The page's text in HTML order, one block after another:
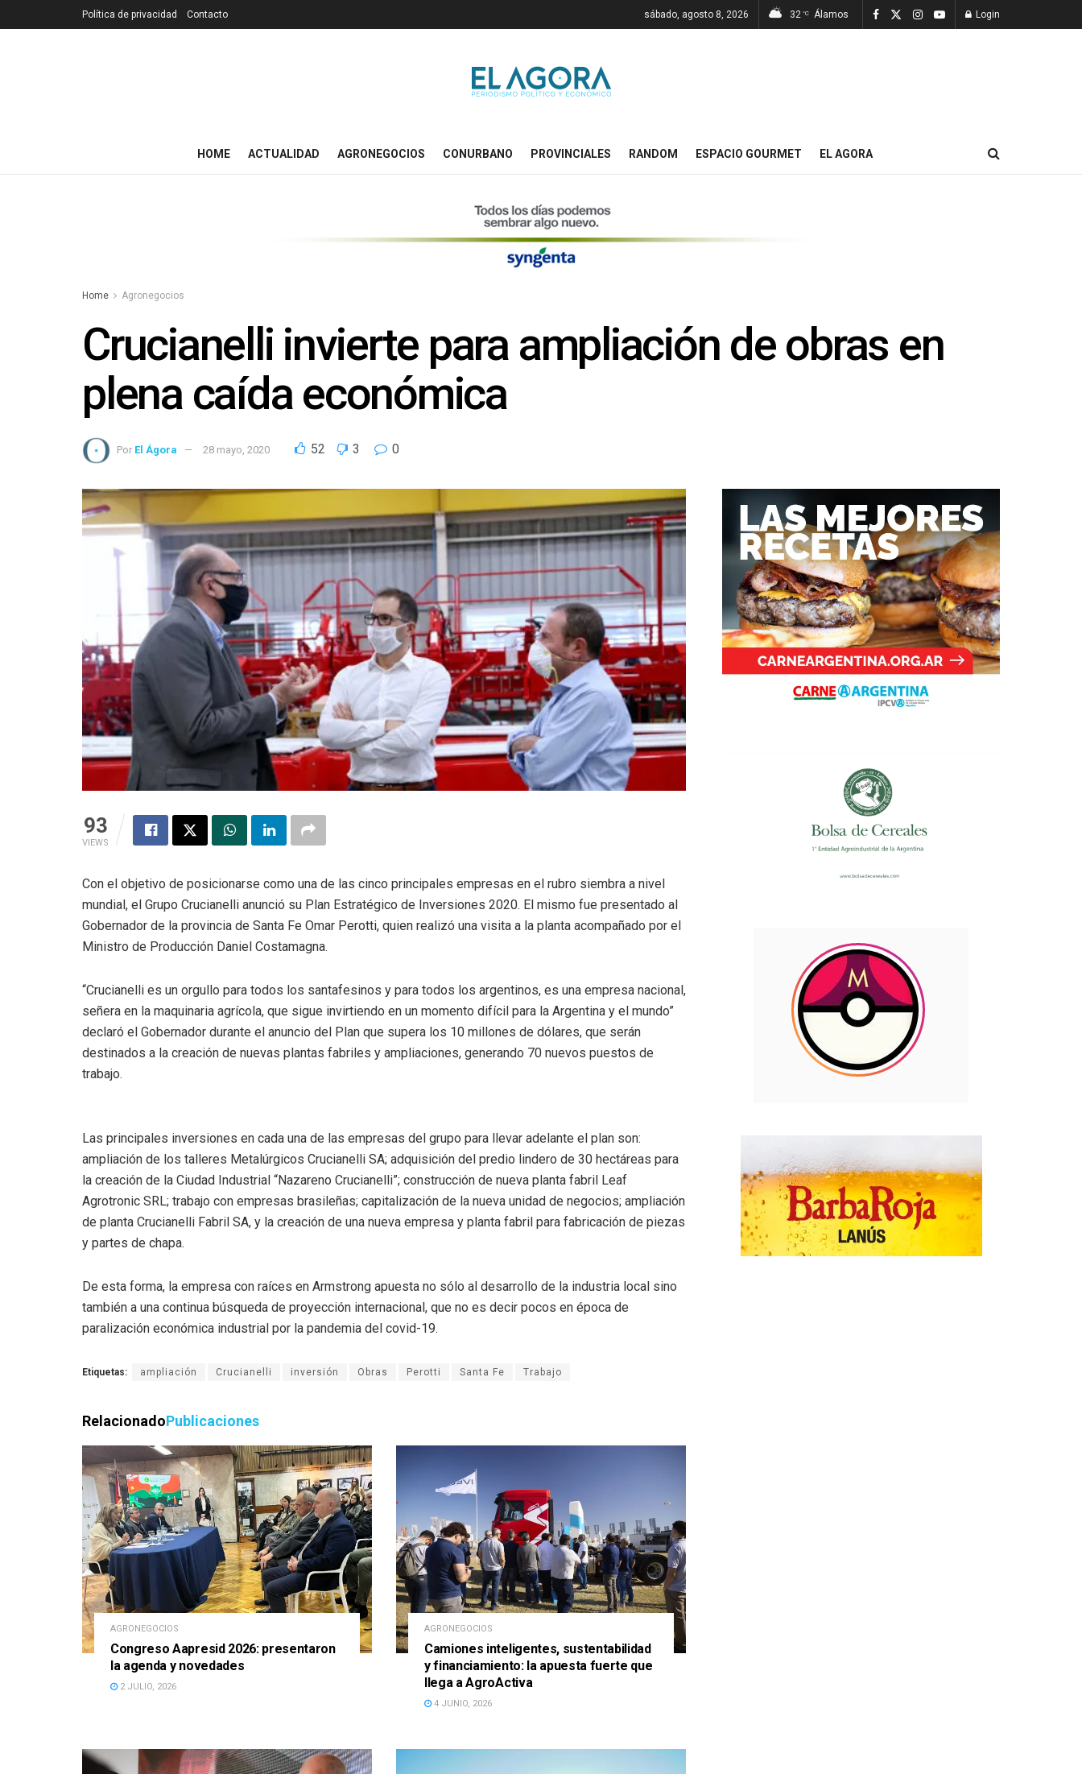
Política de privacidad Contacto sábado, agosto 8, 2026 32 °C Álamos Login
HOME ACTUALIDAD AGRONEGOCIOS CONURBANO PROVINCIALES RANDOM ESPACIO GOURMET EL AGORA
Home Agronegocios
Crucianelli invierte para ampliación de obras en
plena caída económica
Por El Ágora 28 mayo, 2020 52 3 0
93
VIEWS
Con el objetivo de posicionarse como una de las cinco principales empresas en el rubro siembra a nivel
mundial, el Grupo Crucianelli anunció su Plan Estratégico de Inversiones 2020. El mismo fue presentado al
Gobernador de la provincia de Santa Fe Omar Perotti, quien realizó una visita a la planta acompañado por el
Ministro de Producción Daniel Costamagna.
“Crucianelli es un orgullo para todos los santafesinos y para todos los argentinos, es una empresa nacional,
señera en la maquinaria agrícola, que sigue invirtiendo en un momento difícil para la Argentina y el mundo”
declaró el Gobernador durante el anuncio del Plan que supera los 10 millones de dólares, que serán
destinados a la creación de nuevas plantas fabriles y ampliaciones, generando 70 nuevos puestos de
trabajo.
Las principales inversiones en cada una de las empresas del grupo para llevar adelante el plan son:
ampliación de los talleres Metalúrgicos Crucianelli SA; adquisición del predio lindero de 30 hectáreas para
la creación de la Ciudad Industrial “Nazareno Crucianelli”; construcción de nueva planta fabril Leaf
Agrotronic SRL; trabajo con empresas brasileñas; capitalización de la nueva unidad de negocios; ampliación
de planta Crucianelli Fabril SA, y la creación de una nueva empresa y planta fabril para fabricación de piezas
y partes de chapa.
De esta forma, la empresa con raíces en Armstrong apuesta no sólo al desarrollo de la industria local sino
también a una continua búsqueda de proyección internacional, que no es decir pocos en época de
paralización económica industrial por la pandemia del covid-19.
Etiquetas: ampliación Crucianelli inversión Obras Perotti Santa Fe Trabajo
RelacionadoPublicaciones
AGRONEGOCIOS
Congreso Aapresid 2026: presentaron
la agenda y novedades
2 JULIO, 2026
AGRONEGOCIOS
Camiones inteligentes, sustentabilidad
y financiamiento: la apuesta fuerte que
llega a AgroActiva
4 JUNIO, 2026